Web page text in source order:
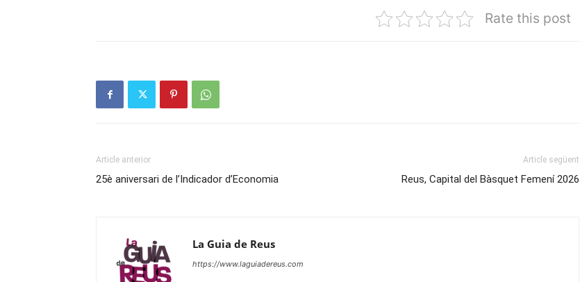
Rate this post
Article anterior
25è aniversari de l’Indicador d’Economia
Article següent
Reus, Capital del Bàsquet Femení 2026
La Guia de Reus
https://www.laguiadereus.com